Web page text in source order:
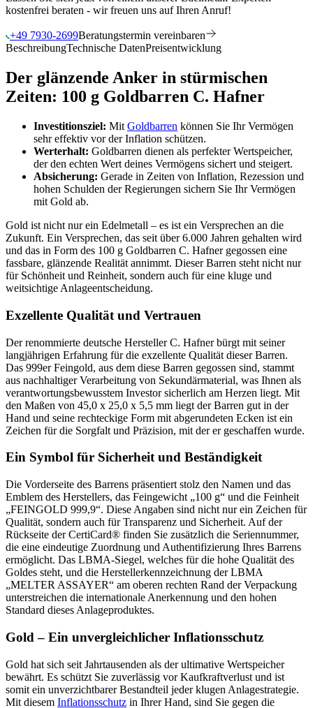
kostenfrei beraten - wir freuen uns auf Ihren Anruf!
+49 7930-2699Beratungstermin vereinbaren
BeschreibungTechnische DatenPreisentwicklung
Der glänzende Anker in stürmischen
Zeiten: 100 g Goldbarren C. Hafner
Investitionsziel: Mit Goldbarren können Sie Ihr Vermögen
sehr effektiv vor der Inflation schützen.
Werterhalt: Goldbarren dienen als perfekter Wertspeicher,
der den echten Wert deines Vermögens sichert und steigert.
Absicherung: Gerade in Zeiten von Inflation, Rezession und
hohen Schulden der Regierungen sichern Sie Ihr Vermögen
mit Gold ab.
Gold ist nicht nur ein Edelmetall – es ist ein Versprechen an die
Zukunft. Ein Versprechen, das seit über 6.000 Jahren gehalten wird
und das in Form des 100 g Goldbarren C. Hafner gegossen eine
fassbare, glänzende Realität annimmt. Dieser Barren steht nicht nur
für Schönheit und Reinheit, sondern auch für eine kluge und
weitsichtige Anlageentscheidung.
Exzellente Qualität und Vertrauen
Der renommierte deutsche Hersteller C. Hafner bürgt mit seiner
langjährigen Erfahrung für die exzellente Qualität dieser Barren.
Das 999er Feingold, aus dem diese Barren gegossen sind, stammt
aus nachhaltiger Verarbeitung von Sekundärmaterial, was Ihnen als
verantwortungsbewusstem Investor sicherlich am Herzen liegt. Mit
den Maßen von 45,0 x 25,0 x 5,5 mm liegt der Barren gut in der
Hand und seine rechteckige Form mit abgerundeten Ecken ist ein
Zeichen für die Sorgfalt und Präzision, mit der er geschaffen wurde.
Ein Symbol für Sicherheit und Beständigkeit
Die Vorderseite des Barrens präsentiert stolz den Namen und das
Emblem des Herstellers, das Feingewicht „100 g“ und die Feinheit
„FEINGOLD 999,9“. Diese Angaben sind nicht nur ein Zeichen für
Qualität, sondern auch für Transparenz und Sicherheit. Auf der
Rückseite der CertiCard® finden Sie zusätzlich die Seriennummer,
die eine eindeutige Zuordnung und Authentifizierung Ihres Barrens
ermöglicht. Das LBMA-Siegel, welches für die hohe Qualität des
Goldes steht, und die Herstellerkennzeichnung der LBMA
„MELTER ASSAYER“ am oberen rechten Rand der Verpackung
unterstreichen die internationale Anerkennung und den hohen
Standard dieses Anlageproduktes.
Gold – Ein unvergleichlicher Inflationsschutz
Gold hat sich seit Jahrtausenden als der ultimative Wertspeicher
bewährt. Es schützt Sie zuverlässig vor Kaufkraftverlust und ist
somit ein unverzichtbarer Bestandteil jeder klugen Anlagestrategie.
Mit diesem Inflationsschutz in Ihrer Hand, sind Sie gegen die